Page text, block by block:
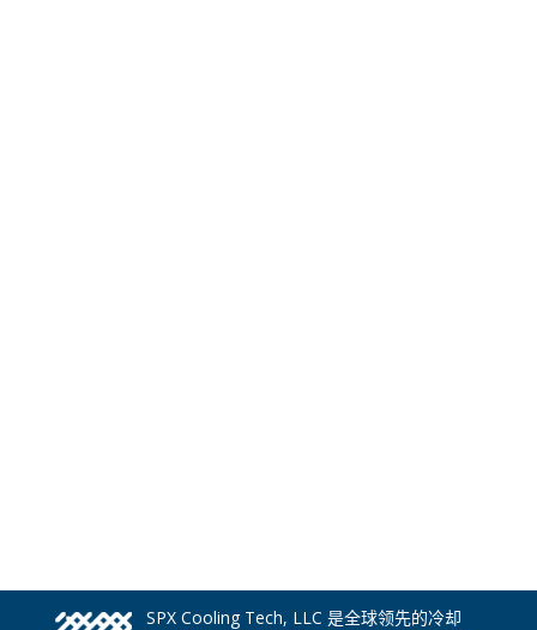
SPX Cooling Tech, LLC 是全球领先的冷却